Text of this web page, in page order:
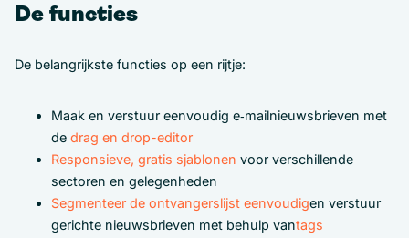
De functies
De belangrijkste functies op een rijtje:
Maak en verstuur eenvoudig e‑mailnieuwsbrieven met
de drag en drop-editor
Responsieve, gratis sjablonen voor verschillende
sectoren en gelegenheden
Segmenteer de ontvangerslijst eenvoudigen verstuur
gerichte nieuwsbrieven met behulp vantags